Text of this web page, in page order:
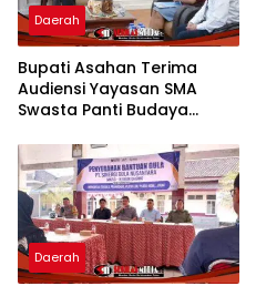
Daerah
Bupati Asahan Terima
Audiensi Yayasan SMA
Swasta Panti Budaya
Grace Natalie Sagala
Daerah